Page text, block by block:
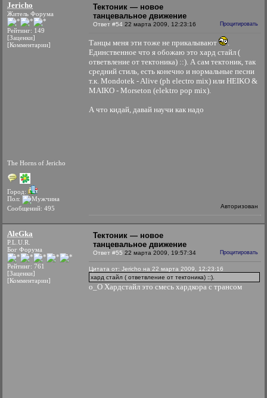
Jericho
Житель Форума
Рейтинг: 149
[Заценки]
[Комментарии]
The Horns of Jericho
Город:
Пол:
Сообщений: 495
Тектоник — новое
танцевальное движение
Ответ #54 22 марта 2009, 12:23:16 Процитировать
Танцы меня эти тоже не прикалывают
.
Единственное что я обожаю это хард стайл (
ответвление от тектоника) ::). А сам тектоник, так
средний стиль, есть конечно и нормальные песни
т.к. Mondotek - Alive (ph electro mix) или HEIKO &
MAIKO - Morseton (elektro pop mix).
А что кидай, давай научи как надо
Авторизован
AleGka
P.L.U.R.
Бог Форума
Рейтинг: 761
[Заценки]
[Комментарии]
Тектоник — новое
танцевальное движение
Ответ #55 22 марта 2009, 19:57:34 Процитировать
Цитата от: Jericho на 22 марта 2009, 12:23:16
хард стайл ( ответвление от тектоника) ::).
о_О Хардстайл это смесь хардкора с трансом